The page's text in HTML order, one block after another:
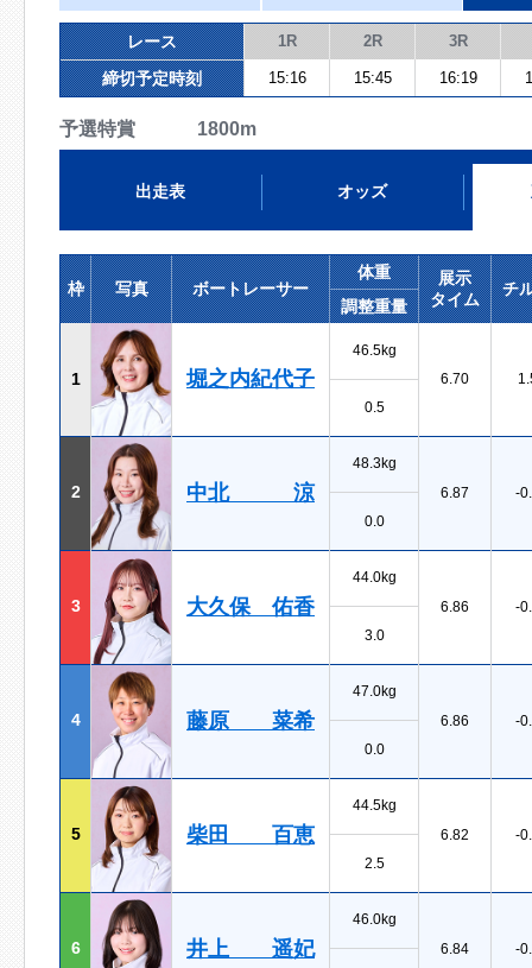
レース 1R 2R 3R
締切予定時刻 15:16 15:45 16:19
予選特賞 1800m
出走表 オッズ
枠 写真 ボートレーサー
体重
展示
タイム
チ
調整重量
1 堀之内紀代子
46.5kg
6.70
0.5
2 中北 涼
48.3kg
6.87
-
0.0
3 大久保 佑香
44.0kg
6.86
-
3.0
4 藤原 菜希
47.0kg
6.86
-
0.0
5 柴田 百恵
44.5kg
6.82
-
2.5
6 井上 遥妃
46.0kg
6.84
-